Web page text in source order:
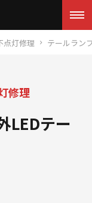
点灯修理 テールラン
修理
LEDテー